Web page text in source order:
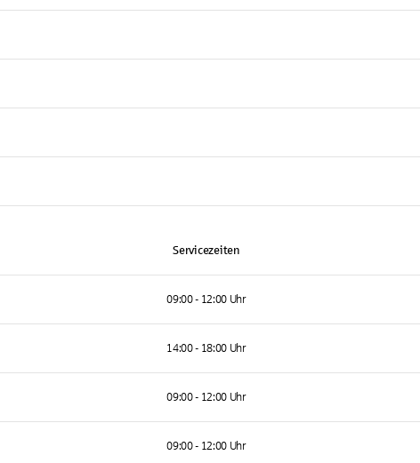
Servicezeiten
09:00 - 12:00 Uhr
14:00 - 18:00 Uhr
09:00 - 12:00 Uhr
09:00 - 12:00 Uhr